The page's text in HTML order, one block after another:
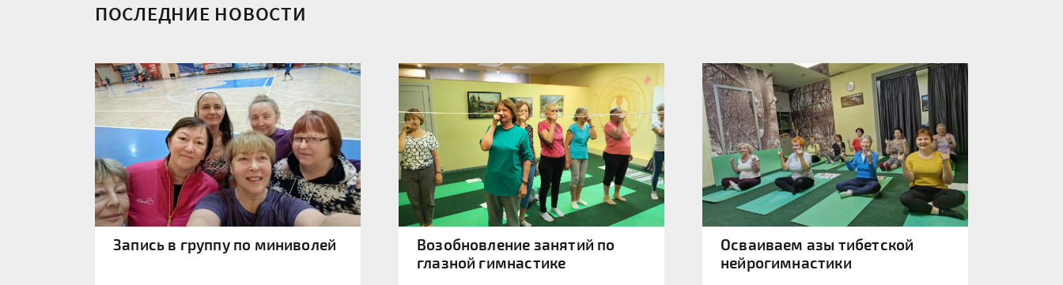
ПОСЛЕДНИЕ НОВОСТИ
Запись в группу по миниволей
Возобновление занятий по
глазной гимнастике
Осваиваем азы тибетской
нейрогимнастики